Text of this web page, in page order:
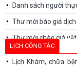
Danh sách người
Thư mời báo giá dịch
Thư mời chào giá
Thư mời chào giá
LỊCH CÔNG TÁC
Lịch Khám, chữa